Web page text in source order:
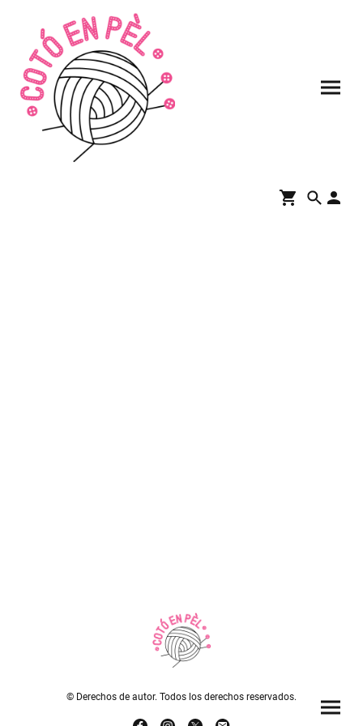
© Derechos de autor. Todos los derechos reservados.